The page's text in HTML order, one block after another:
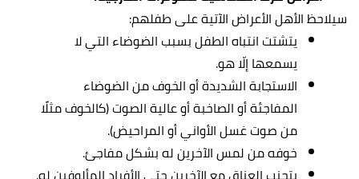
سيلاحظ الأهل الأعراض الآتية على طفلهم:
يتشتت انتباه الطفل بسبب الضوضاء التي لا
يسمعها إلّا هو.
الاستجابة الشديدة أو الخوف من الضوضاء
المفاجئة أو الصاخبة أو عالية الصوت (كالخوف مثلًا
من صوت غسل الأواني أو المراحيض).
خوفه من لمس الآخرين له بشكل مفاجئ.